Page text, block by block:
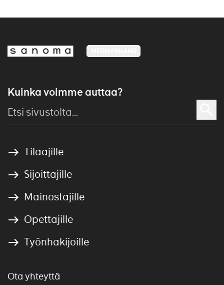
Kuinka voimme auttaa?
Tilaajille
Sijoittajille
Mainostajille
Opettajille
Työnhakijoille
Ota yhteyttä